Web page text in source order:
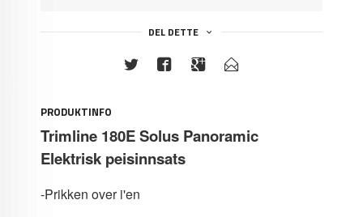
DEL DETTE
PRODUKTINFO
Trimline 180E Solus Panoramic
Elektrisk peisinnsats
-Prikken over i'en